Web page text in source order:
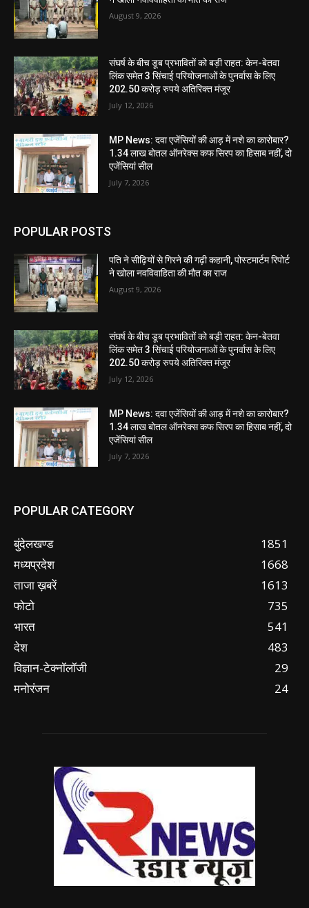
August 9, 2026
संघर्ष के बीच डूब प्रभावितों को बड़ी राहत: केन-बेतवा
लिंक समेत 3 सिंचाई परियोजनाओं के पुनर्वास के लिए
202.50 करोड़ रुपये अतिरिक्त मंजूर
July 12, 2026
MP News: दवा एजेंसियों की आड़ में नशे का कारोबार?
1.34 लाख बोतल ऑनरेक्स कफ सिरप का हिसाब नहीं, दो
एजेंसियां सील
July 7, 2026
POPULAR POSTS
पति ने सीढ़ियों से गिरने की गढ़ी कहानी, पोस्टमार्टम रिपोर्ट
ने खोला नवविवाहिता की मौत का राज
August 9, 2026
संघर्ष के बीच डूब प्रभावितों को बड़ी राहत: केन-बेतवा
लिंक समेत 3 सिंचाई परियोजनाओं के पुनर्वास के लिए
202.50 करोड़ रुपये अतिरिक्त मंजूर
July 12, 2026
MP News: दवा एजेंसियों की आड़ में नशे का कारोबार?
1.34 लाख बोतल ऑनरेक्स कफ सिरप का हिसाब नहीं, दो
एजेंसियां सील
July 7, 2026
POPULAR CATEGORY
बुंदेलखण्ड
1851
मध्यप्रदेश
1668
ताजा ख़बरें
1613
फोटो
735
भारत
541
देश
483
विज्ञान-टेक्नॉलॉजी
29
मनोरंजन
24